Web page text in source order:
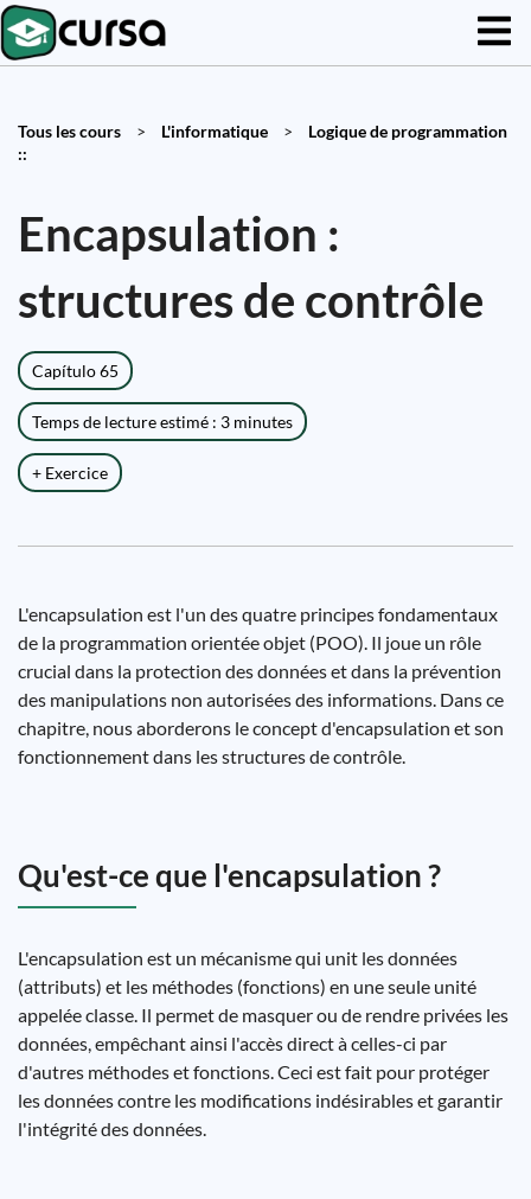
Tous les cours > L'informatique >
Logique de programmation
::
Encapsulation :
structures de contrôle
Capítulo 65
Temps de lecture estimé : 3 minutes
+ Exercice
L'encapsulation est l'un des quatre principes fondamentaux
de la programmation orientée objet (POO). Il joue un rôle
crucial dans la protection des données et dans la prévention
des manipulations non autorisées des informations. Dans ce
chapitre, nous aborderons le concept d'encapsulation et son
fonctionnement dans les structures de contrôle.
Qu'est-ce que l'encapsulation ?
L'encapsulation est un mécanisme qui unit les données
(attributs) et les méthodes (fonctions) en une seule unité
appelée classe. Il permet de masquer ou de rendre privées les
données, empêchant ainsi l'accès direct à celles-ci par
d'autres méthodes et fonctions. Ceci est fait pour protéger
les données contre les modifications indésirables et garantir
l'intégrité des données.